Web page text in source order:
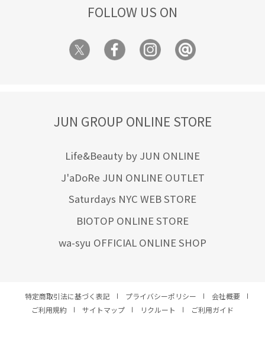
FOLLOW US ON
JUN GROUP ONLINE STORE
Life&Beauty by JUN ONLINE
J'aDoRe JUN ONLINE OUTLET
Saturdays NYC WEB STORE
BIOTOP ONLINE STORE
wa-syu OFFICIAL ONLINE SHOP
特定商取引法に基づく表記 プライバシーポリシー
会社概要
ご利用規約
サイトマップ リクルート ご利用ガイド